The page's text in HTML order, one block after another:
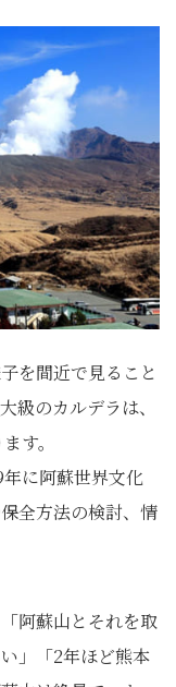
を間近で見ること
級のカルデラは、
す。
に阿蘇世界文化
全方法の検討、情
阿蘇山とそれを取
」「2年ほど熊本